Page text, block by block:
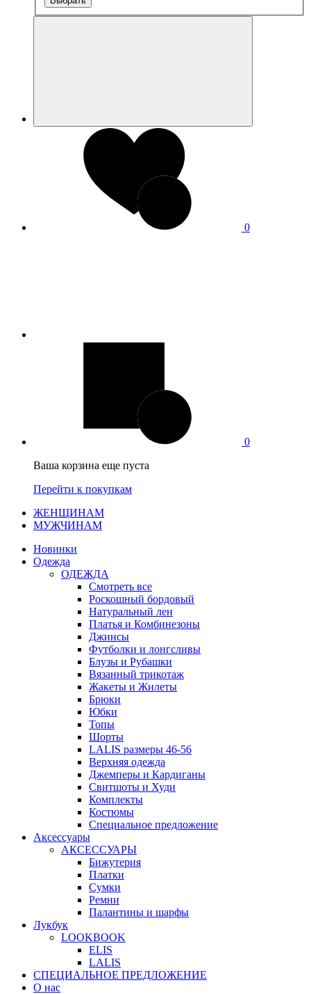
0
0
Ваша корзина еще пуста
Перейти к покупкам
ЖЕНЩИНАМ
МУЖЧИНАМ
Новинки
Одежда
ОДЕЖДА
Смотреть все
Роскошный бордовый
Натуральный лен
Платья и Комбинезоны
Джинсы
Футболки и лонгсливы
Блузы и Рубашки
Вязанный трикотаж
Жакеты и Жилеты
Брюки
Юбки
Топы
Шорты
LALIS размеры 46-56
Верхняя одежда
Джемперы и Кардиганы
Свитшоты и Худи
Комплекты
Костюмы
Специальное предложение
Аксессуары
АКСЕССУАРЫ
Бижутерия
Платки
Сумки
Ремни
Палантины и шарфы
Лукбук
LOOKBOOK
ELIS
LALIS
СПЕЦИАЛЬНОЕ ПРЕДЛОЖЕНИЕ
О нас